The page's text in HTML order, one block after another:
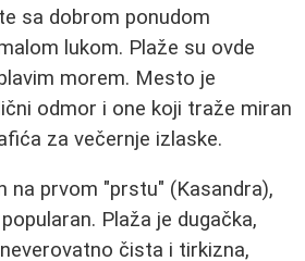
sa dobrom ponudom
lukom. Plaže su ovde
morem. Mesto je
odmor i one koji traže miran
za večernje izlaske.
na prvom "prstu" (Kasandra),
Plaža je dugačka,
čista i tirkizna,